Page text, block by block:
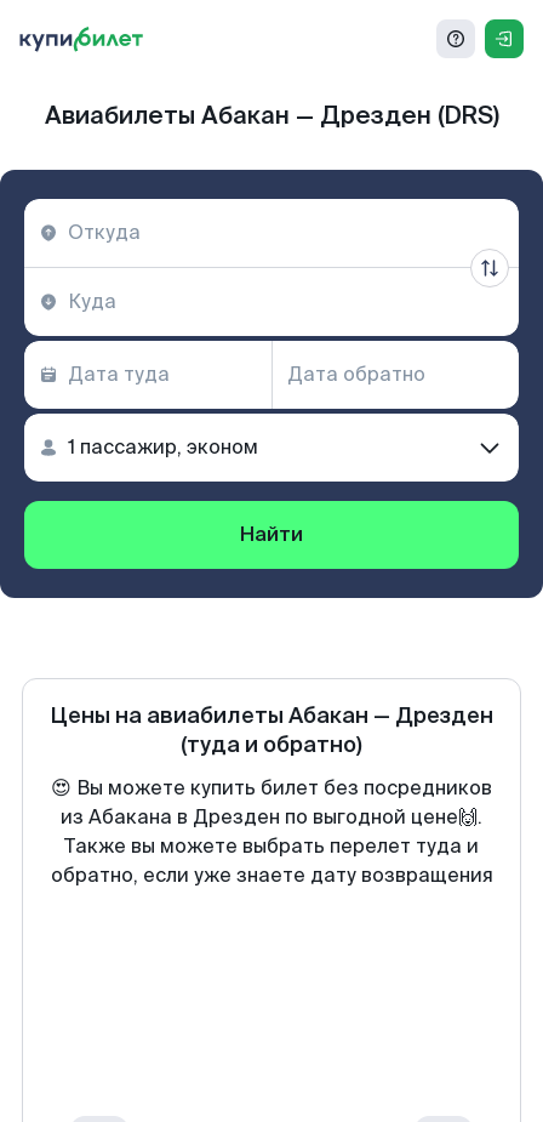
Авиабилеты Абакан — Дрезден (DRS)
Найти
Цены на авиабилеты Абакан — Дрезден
(туда и обратно)
😍 Вы можете купить билет без посредников
из Абакана в Дрезден по выгодной цене🙌.
Также вы можете выбрать перелет туда и
обратно, если уже знаете дату возвращения